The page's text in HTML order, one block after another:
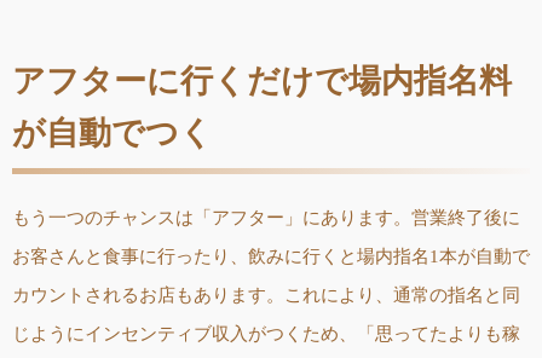
アフターに行くだけで場内指名料
が自動でつく
もう一つのチャンスは「アフター」にあります。営業終了後に
お客さんと食事に行ったり、飲みに行くと場内指名1本が自動で
カウントされるお店もあります。これにより、通常の指名と同
じようにインセンティブ収入がつくため、「思ってたよりも稼